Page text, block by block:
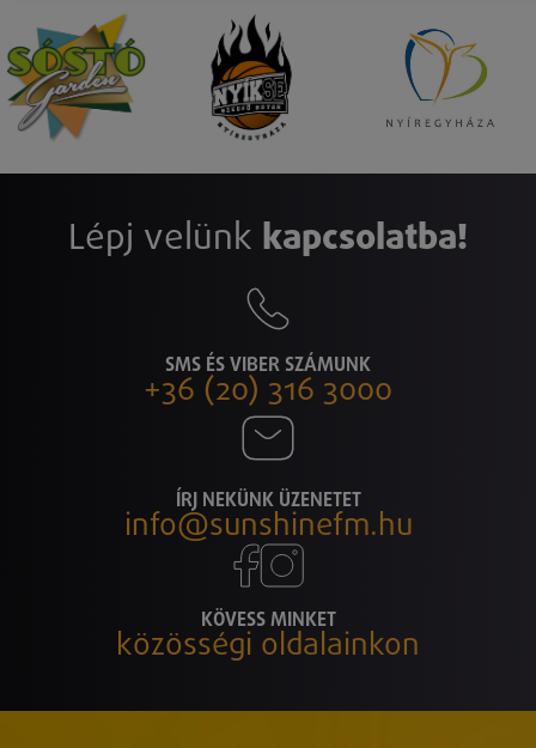
Lépj velünk kapcsolatba!
SMS ÉS VIBER SZÁMUNK
+36 (20) 316 3000
ÍRJ NEKÜNK ÜZENETET
info@sunshinefm.hu
KÖVESS MINKET
közösségi oldalainkon